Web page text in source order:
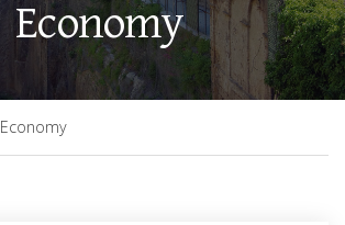
Economy
Economy